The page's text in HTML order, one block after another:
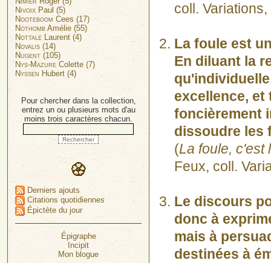
coll.
La foule est
En diluant la
excellence, et
foncièrement
dissoudre les
(La foule, c'est
Feux, coll.
Le discours
donc à
mais à
destinées à
Nivoix Paul (5)
Nooteboom Cees (17)
Nothomb Amélie (55)
Nottale Laurent (4)
Novalis (14)
Nugent (105)
Nys-Mazure Colette (7)
Nyssen Hubert (4)
Pour chercher dans la collection,
entrez un ou plusieurs mots d'au
moins trois caractères chacun.
Derniers ajouts
Citations quotidiennes
Épictète du jour
Épigraphe
Incipit
Mon blogue